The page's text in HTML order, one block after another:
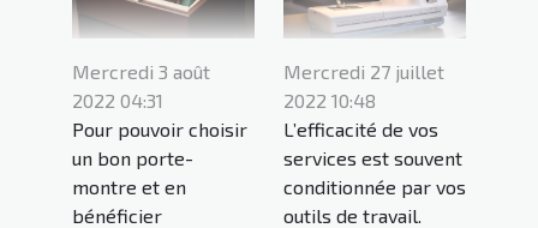
Mercredi 3 août
2022 04:31
Pour pouvoir choisir
un bon porte-
montre et en
bénéficier
Mercredi 27 juillet
2022 10:48
L’efficacité de vos
services est souvent
conditionnée par vos
outils de travail.